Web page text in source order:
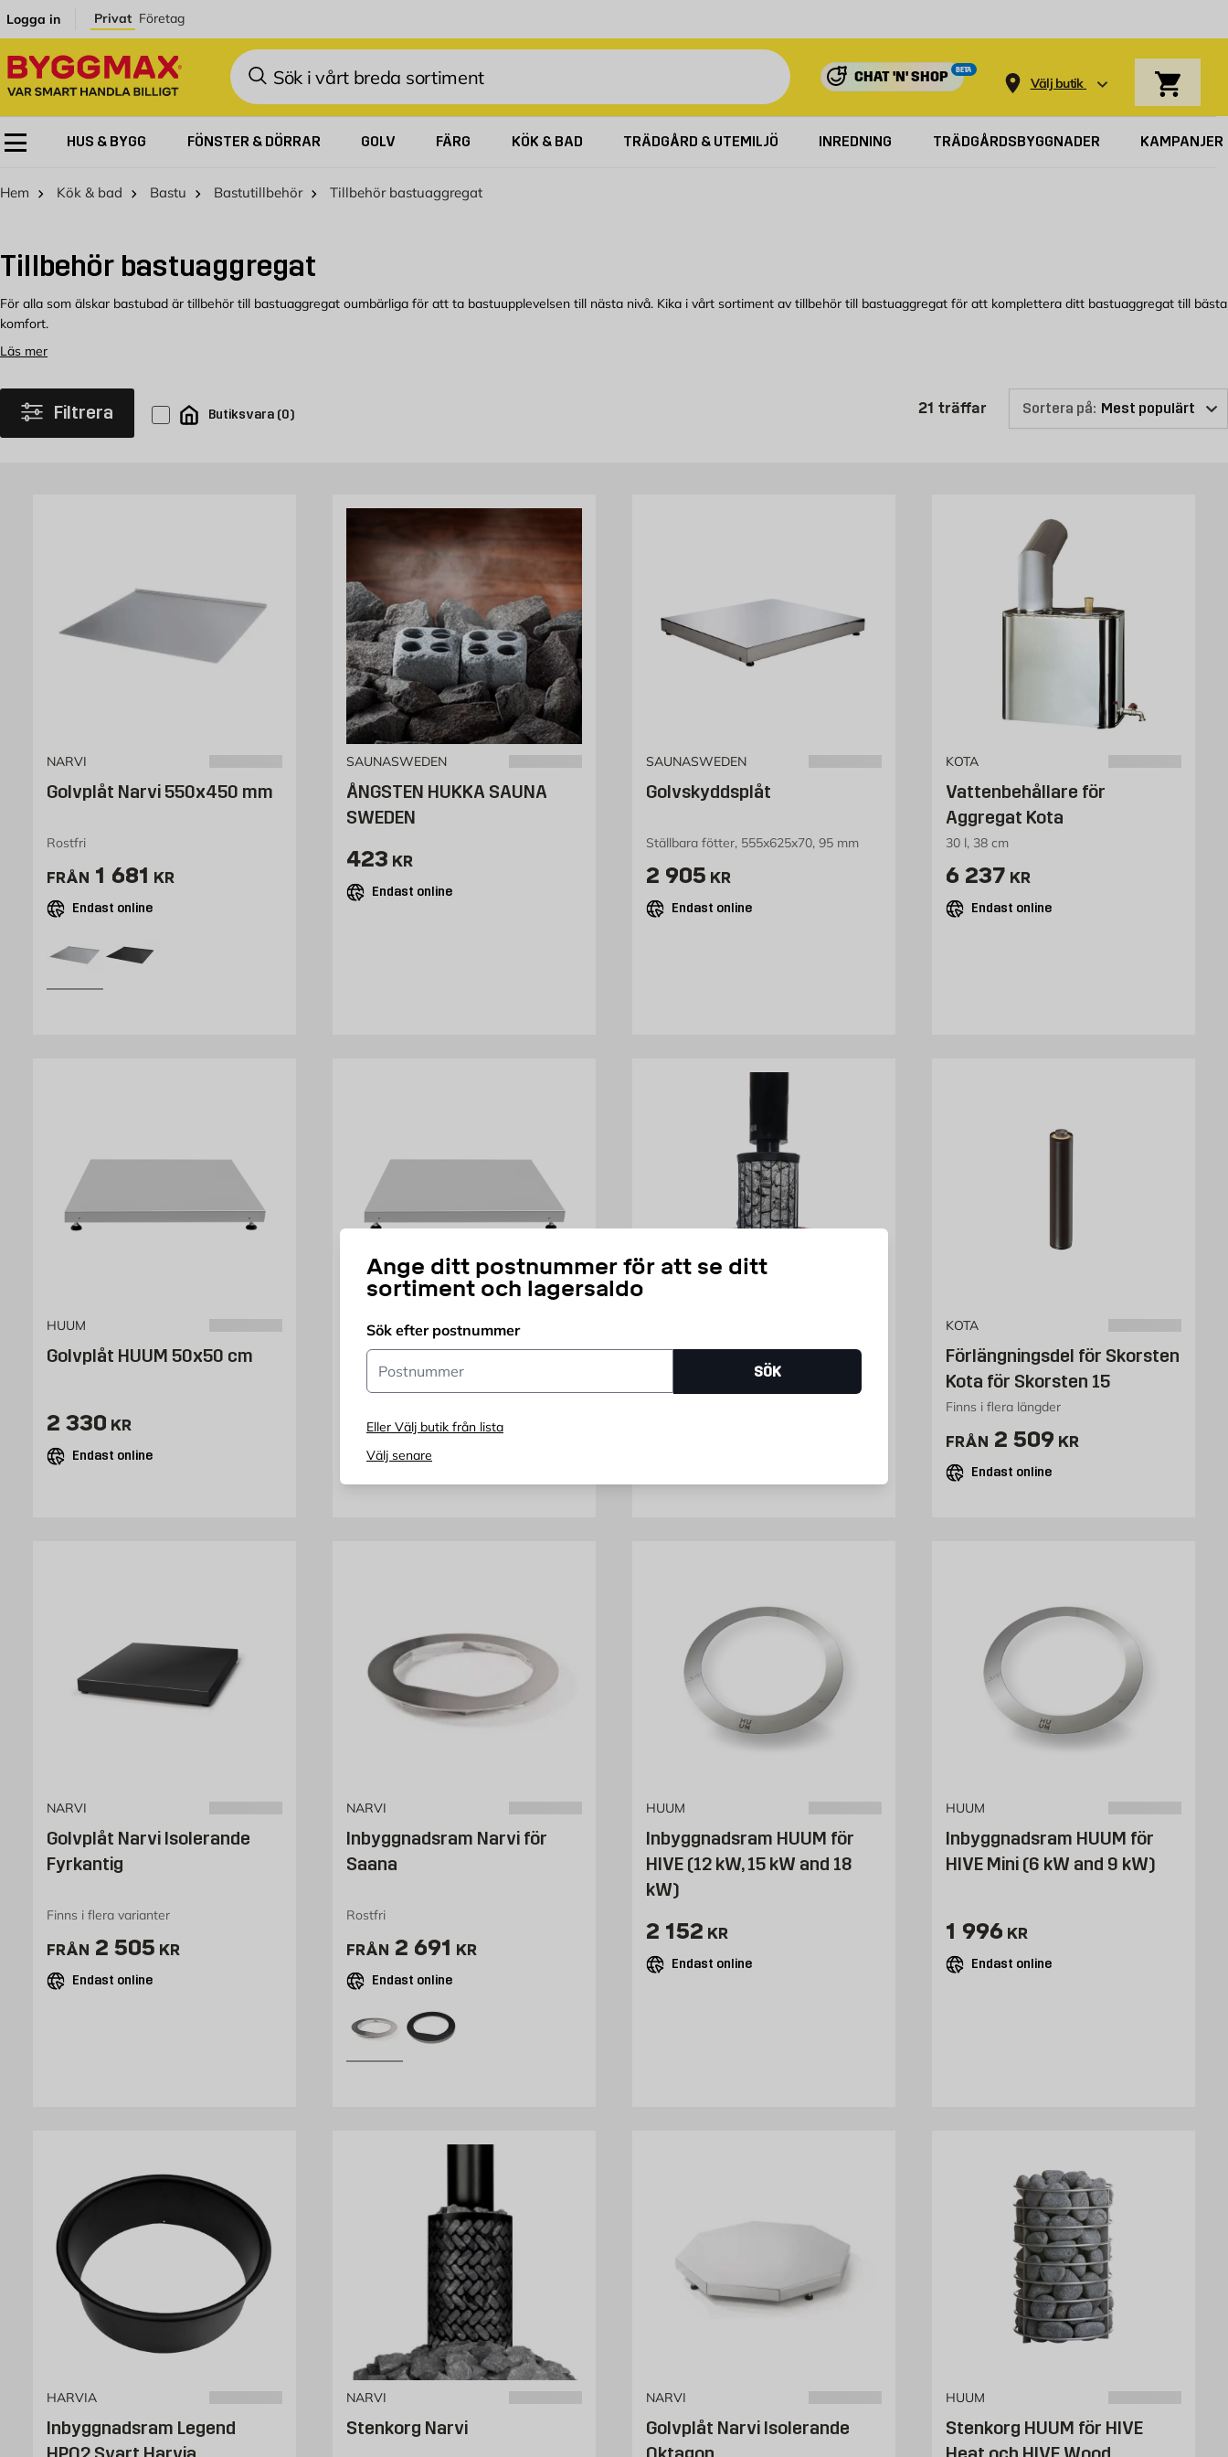
Logga in Privat Företag
Sök
CHAT 'N' SHOP
BETA
Välj butik
Ange ditt postnummer för att se ditt
sortiment och lagersaldo
Sök efter postnummer
Postnummer
SÖK
Eller Välj butik från lista
Välj senare
HUS & BYGG FÖNSTER & DÖRRAR GOLV FÄRG KÖK & BAD TRÄDGÅRD & UTEMILJÖ INREDNING TRÄDGÅRDSBYGGNADER KAMPANJER
Hem Kök & bad Bastu Bastutillbehör Tillbehör bastuaggregat
Tillbehör bastuaggregat
För alla som älskar bastubad är tillbehör till bastuaggregat oumbärliga för att ta bastuupplevelsen till nästa nivå. Kika i vårt sortiment av tillbehör till bastuaggregat för att komplettera ditt bastuaggregat till bästa
komfort.
Välkommen att kolla in vårt sortiment av tillbehör till bastuaggregat som du kan köpa bekvämt från Byggmax. Kom in till din närmaste Byggmax-butik eller kolla här online för att se vilket tillbehör till
bastuaggregat som vi kan erbjuda.
Läs mer
Filtrera Butiksvara (0) 21 träffarProduktlistan är uppdaterad:
Sortera på:
NARVI
Golvplåt Narvi 550x450 mm
Rostfri
FRÅN Pris 1541 kr
1 681 KR
Endast online
SAUNASWEDEN
ÅNGSTEN HUKKA SAUNA
SWEDEN
Pris 423 kr
423 KR
Endast online
SAUNASWEDEN
Golvskyddsplåt
Ställbara fötter, 555x625x70, 95 mm
Pris 2905 kr
2 905 KR
Endast online
KOTA
Vattenbehållare för
Aggregat Kota
30 l, 38 cm
Pris 6237 kr
6 237 KR
Endast online
HUUM
Golvplåt HUUM 50x50 cm
Pris 2330 kr
2 330 KR
Endast online
HUUM
Golvplåt HUUM 55x65 cm
Pris 2764 kr
2 764KR
Endast online
Vattenbehållare för
Aggregat Legend 25 L Harvia
KOTA
Förlängningsdel för Skorsten
Kota för Skorsten 15
Finns i flera längder
FRÅN Pris 2509 kr
2 509 KR
Endast online
NARVI
Golvplåt Narvi Isolerande
Fyrkantig
Finns i flera varianter
FRÅN Pris 2505 kr
2 505 KR
Endast online
NARVI
Inbyggnadsram Narvi för
Saana
Rostfri
FRÅN Pris 2537 kr
2 691 KR
Endast online
HUUM
Inbyggnadsram HUUM för
HIVE (12 kW, 15 kW and 18
kW)
Pris 2152 kr
2 152 KR
Endast online
HUUM
Inbyggnadsram HUUM för
HIVE Mini (6 kW and 9 kW)
Pris 1996 kr
1 996 KR
Endast online
HARVIA
Inbyggnadsram Legend
NARVI
Stenkorg Narvi
NARVI
Golvplåt Narvi Isolerande
HUUM
Stenkorg HUUM för HIVE